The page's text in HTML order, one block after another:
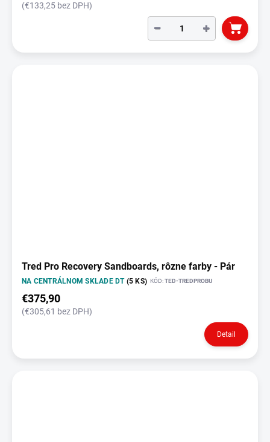
(€133,25 bez DPH)
+
−
Tred Pro Recovery Sandboards, rôzne farby - Pár
NA CENTRÁLNOM SKLADE DT (5 KS) KÓD:TED-TREDPROBU
€375,90
(€305,61 bez DPH)
Detail